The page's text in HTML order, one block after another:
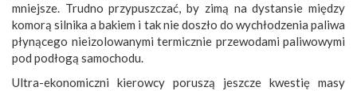
mniejsze. Trudno przypuszczać, by zimą na dystansie między
komorą silnika a bakiem i tak nie doszło do wychłodzenia paliwa
płynącego nieizolowanymi termicznie przewodami paliwowymi
pod podłogą samochodu.
Ultra-ekonomiczni kierowcy poruszą jeszcze kwestię masy